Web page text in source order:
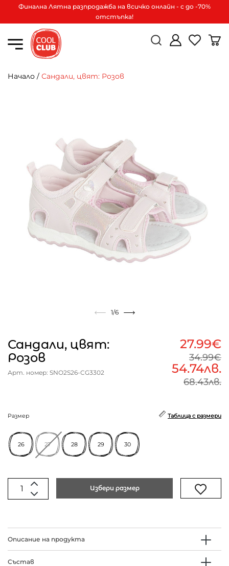
Финална Лятна разпродажба на всичко онлайн - с до -70%
отстъпка!
Начало / Сандали, цвят: Розов
1/6
Сандали, цвят:
Розов
Арт. номер: SNO2S26-CG3302
27.99€
34.99€
54.74лв.
68.43лв.
Размер Таблица с размери
26 27 28 29 30
Избери размер
Описание на продукта
Състав